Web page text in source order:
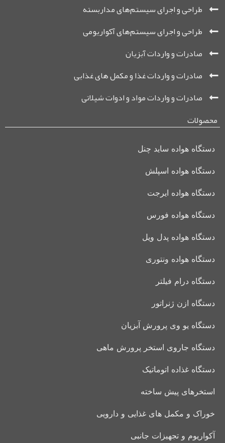
طراحی و اجرای سیستم‌های مداربسته
طراحی و اجرای سیستم‌های آکواریومی
صادرات و واردات آبزیان
صادرات و واردات غذا و مکمل ‌های غذایی
صادرات و واردات مواد و ادوات شیلاتی
محصولات
دستگاه هواده ساید چنل
دستگاه هواده اسپلش
دستگاه هواده ایرجت
دستگاه هواده فورس
دستگاه هواده پدل ویل
دستگاه هواده ونتوری
دستگاه درام فیلتر
دستگاه ازن ژنراتور
دستگاه یو وی پرورش آبزیان
دستگاه جاروی استخر پرورش ماهی
دستگاه غذاده اتوماتیک
استخرهای پیش ساخته
خوراک و مکمل های غذایی و دارویی
آکواریوم و تجهیزات جانبی